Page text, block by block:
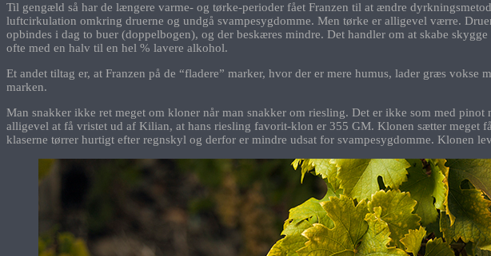
Til gengæld så har de længere varme- og tørke-perioder fået Franzen til at ændre
luftcirkulation omkring druerne og undgå svampesygdomme. Men tørke er alligevel værre.
opbindes i dag to buer (doppelbogen), og der beskæres mindre. Det handler om at skabe
ofte med en halv til en hel % lavere alkohol.
Et andet tiltag er, at Franzen på de “fladere” marker, hvor der er mere humus, lader græs
marken.
Man snakker ikke ret meget om kloner når man snakker om riesling. Det er ikke som med
alligevel at få vristet ud af Kilian, at hans riesling favorit-klon er 355 GM. Klonen sætter meget
klaserne tørrer hurtigt efter regnskyl og derfor er mindre udsat for svampesygdomme. Klonen